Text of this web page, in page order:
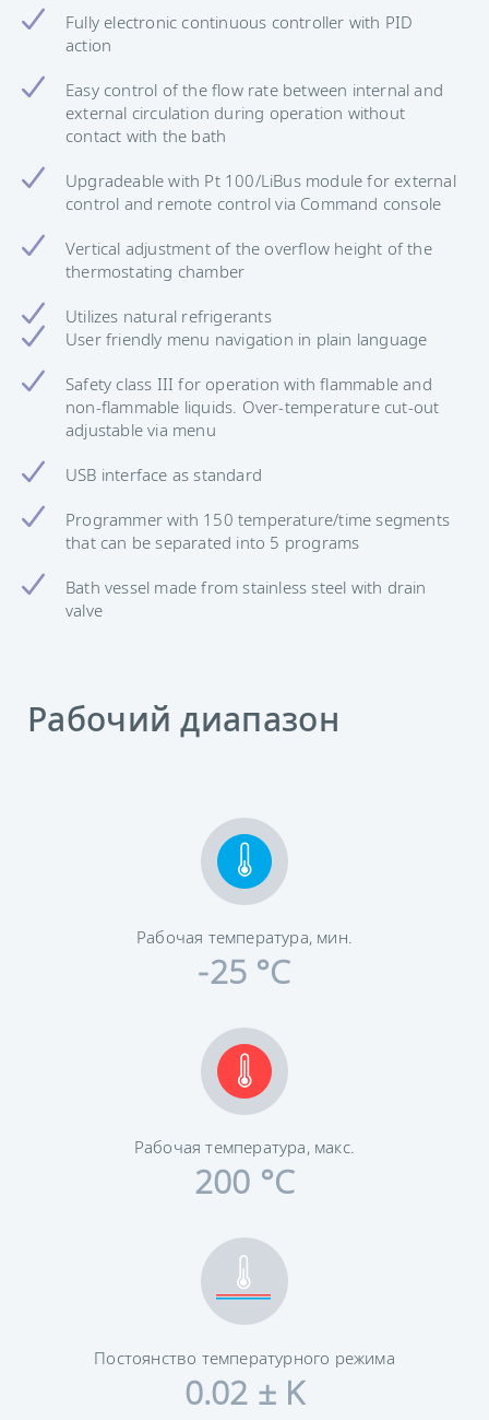
Fully electronic continuous controller with PID
action
Easy control of the flow rate between internal and
external circulation during operation without
contact with the bath
Upgradeable with Pt 100/LiBus module for external
control and remote control via Command console
Vertical adjustment of the overflow height of the
thermostating chamber
Utilizes natural refrigerants
User friendly menu navigation in plain language
Safety class III for operation with flammable and
non-flammable liquids. Over-temperature cut-out
adjustable via menu
USB interface as standard
Programmer with 150 temperature/time segments
that can be separated into 5 programs
Bath vessel made from stainless steel with drain
valve
Рабочий диапазон
Рабочая температура, мин.
-25 °C
Рабочая температура, макс.
200 °C
Постоянство температурного режима
0.02 ± K